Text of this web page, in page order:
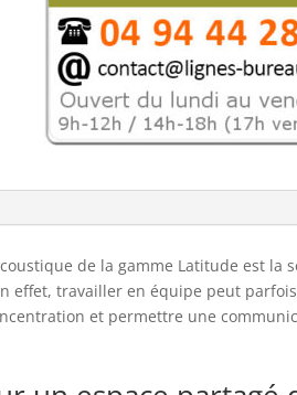
demi-
lunes
design,
Latitude:
préservez
la
avec
acoustiques
de la gamme Latitude est la
effet, travailler en équipe peut
et permettre une